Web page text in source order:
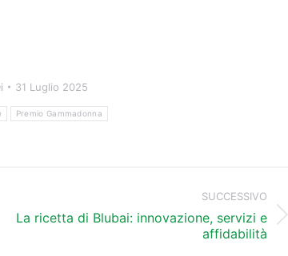
31 Luglio 2025
Premio Gammadonna
SUCCESSIVO
Prossimo
La ricetta di Blubai: innovazione, servizi e
affidabilità